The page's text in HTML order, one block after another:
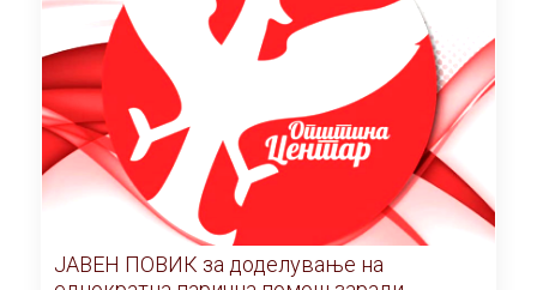
ЈАВЕН ПОВИК за доделување на